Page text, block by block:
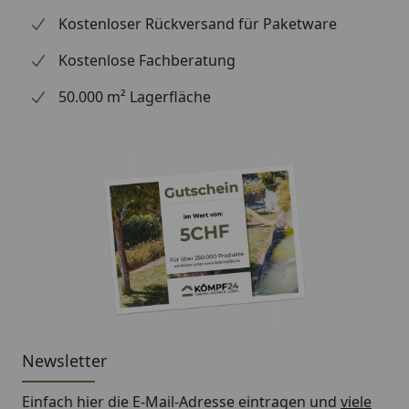
Kostenloser Rückversand für Paketware
Kostenlose Fachberatung
50.000 m² Lagerfläche
Newsletter
Einfach hier die E-Mail-Adresse eintragen und viele